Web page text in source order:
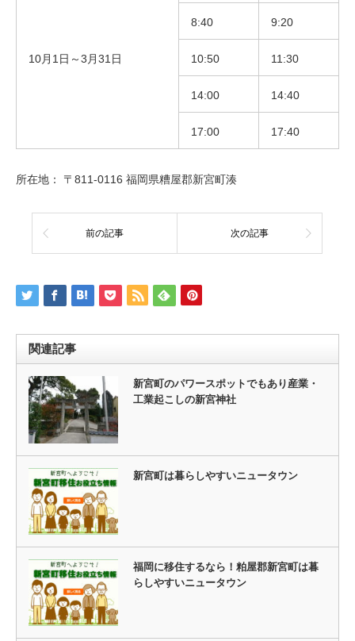
10月1日～3月31日
8:40 9:20
10:50 11:30
14:00 14:40
17:00 17:40
所在地： 〒811-0116 福岡県糟屋郡新宮町湊
前の記事 次の記事
関連記事
新宮町のパワースポットでもあり産業・
工業起こしの新宮神社
新宮町は暮らしやすいニュータウン
福岡に移住するなら！粕屋郡新宮町は暮
らしやすいニュータウン